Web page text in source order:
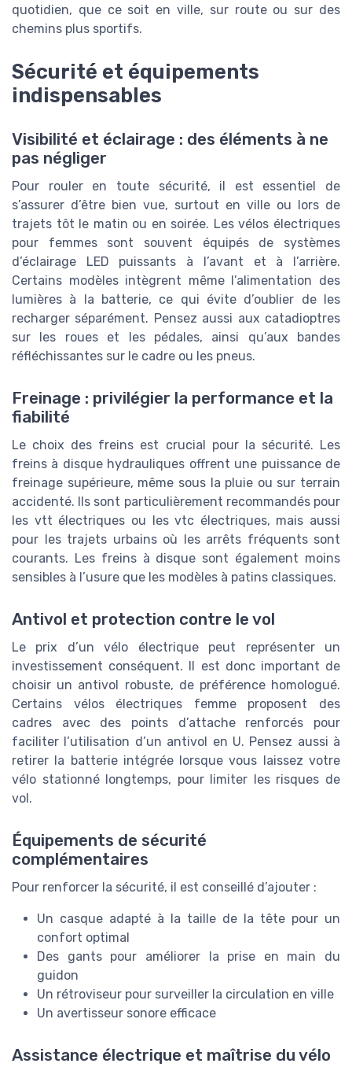
quotidien, que ce soit en ville, sur route ou sur des
chemins plus sportifs.
Sécurité et équipements
indispensables
Visibilité et éclairage : des éléments à ne
pas négliger
Pour rouler en toute sécurité, il est essentiel de
s’assurer d’être bien vue, surtout en ville ou lors de
trajets tôt le matin ou en soirée. Les vélos électriques
pour femmes sont souvent équipés de systèmes
d’éclairage LED puissants à l’avant et à l’arrière.
Certains modèles intègrent même l’alimentation des
lumières à la batterie, ce qui évite d’oublier de les
recharger séparément. Pensez aussi aux catadioptres
sur les roues et les pédales, ainsi qu’aux bandes
réfléchissantes sur le cadre ou les pneus.
Freinage : privilégier la performance et la
fiabilité
Le choix des freins est crucial pour la sécurité. Les
freins à disque hydrauliques offrent une puissance de
freinage supérieure, même sous la pluie ou sur terrain
accidenté. Ils sont particulièrement recommandés pour
les vtt électriques ou les vtc électriques, mais aussi
pour les trajets urbains où les arrêts fréquents sont
courants. Les freins à disque sont également moins
sensibles à l’usure que les modèles à patins classiques.
Antivol et protection contre le vol
Le prix d’un vélo électrique peut représenter un
investissement conséquent. Il est donc important de
choisir un antivol robuste, de préférence homologué.
Certains vélos électriques femme proposent des
cadres avec des points d’attache renforcés pour
faciliter l’utilisation d’un antivol en U. Pensez aussi à
retirer la batterie intégrée lorsque vous laissez votre
vélo stationné longtemps, pour limiter les risques de
vol.
Équipements de sécurité
complémentaires
Pour renforcer la sécurité, il est conseillé d’ajouter :
Un casque adapté à la taille de la tête pour un
confort optimal
Des gants pour améliorer la prise en main du
guidon
Un rétroviseur pour surveiller la circulation en ville
Un avertisseur sonore efficace
Assistance électrique et maîtrise du vélo